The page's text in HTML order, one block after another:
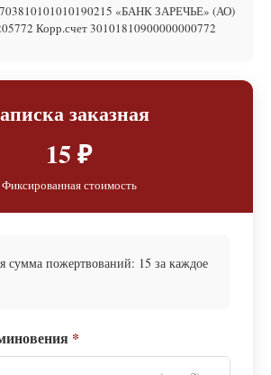
«БАНК ЗАРЕЧЬЕ» (АО)
Корр.счет 30101810900000000772
заказная
15 ₽
Фиксированная стоимость
сумма пожертвований: 15 за каждое
*